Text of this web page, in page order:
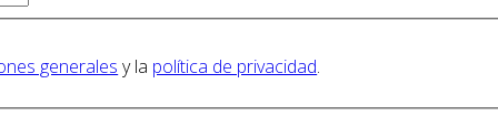
generales y la política de privacidad.